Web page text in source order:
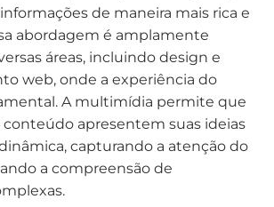
de maneira mais rica e
abordagem é amplamente
áreas, incluindo design e
web, onde a experiência do
A multimídia permite que
conteúdo apresentem suas ideias
capturando a atenção do
a compreensão de